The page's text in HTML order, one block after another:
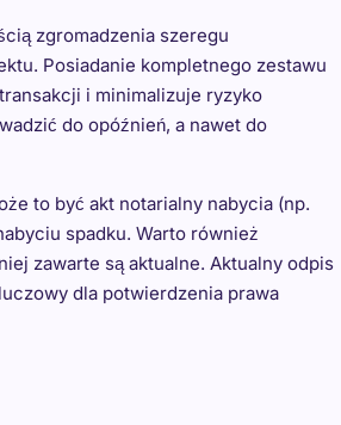
zgromadzenia szeregu
Posiadanie kompletnego zestawu
i minimalizuje ryzyko
do opóźnień, a nawet do
to być akt notarialny nabycia (np.
spadku. Warto również
zawarte są aktualne. Aktualny odpis
dla potwierdzenia prawa